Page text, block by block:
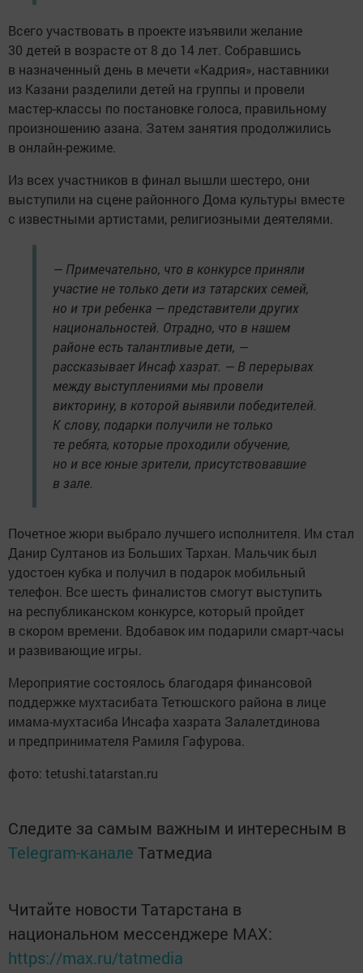
Всего участвовать в проекте изъявили желание
30 детей в возрасте от 8 до 14 лет. Собравшись
в назначенный день в мечети «Кадрия», наставники
из Казани разделили детей на группы и провели
мастер-классы по постановке голоса, правильному
произношению азана. Затем занятия продолжились
в онлайн-режиме.
Из всех участников в финал вышли шестеро, они
выступили на сцене районного Дома культуры вместе
с известными артистами, религиозными деятелями.
— Примечательно, что в конкурсе приняли
участие не только дети из татарских семей,
но и три ребенка — представители других
национальностей. Отрадно, что в нашем
районе есть талантливые дети, —
рассказывает Инсаф хазрат. — В перерывах
между выступлениями мы провели
викторину, в которой выявили победителей.
К слову, подарки получили не только
те ребята, которые проходили обучение,
но и все юные зрители, присутствовавшие
в зале.
Почетное жюри выбрало лучшего исполнителя. Им стал
Данир Султанов из Больших Тархан. Мальчик был
удостоен кубка и получил в подарок мобильный
телефон. Все шесть финалистов смогут выступить
на республиканском конкурсе, который пройдет
в скором времени. Вдобавок им подарили смарт-часы
и развивающие игры.
Мероприятие состоялось благодаря финансовой
поддержке мухтасибата Тетюшского района в лице
имама-мухтасиба Инсафа хазрата Залалетдинова
и предпринимателя Рамиля Гафурова.
фото: tetushi.tatarstan.ru
Следите за самым важным и интересным в
Telegram-канале Татмедиа
Читайте новости Татарстана в
национальном мессенджере MАХ:
https://max.ru/tatmedia